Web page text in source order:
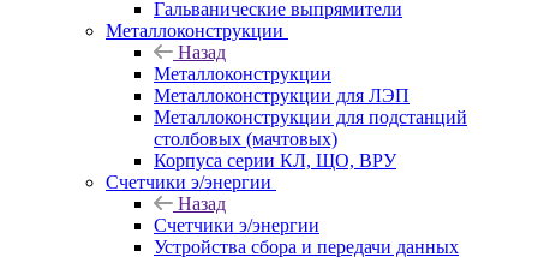
Гальванические выпрямители
Металлоконструкции
Назад
Металлоконструкции
Металлоконструкции для ЛЭП
Металлоконструкции для подстанций
столбовых (мачтовых)
Корпуса серии КЛ, ЩО, ВРУ
Счетчики э/энергии
Назад
Счетчики э/энергии
Устройства сбора и передачи данных